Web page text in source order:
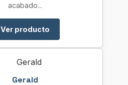
acabado...
Ver producto
Gerald